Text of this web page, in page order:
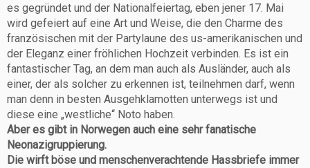
es gegründet und der Nationalfeiertag, eben jener 17. Mai
wird gefeiert auf eine Art und Weise, die den Charme des
französischen mit der Partylaune des us-amerikanischen und
der Eleganz einer fröhlichen Hochzeit verbinden. Es ist ein
fantastischer Tag, an dem man auch als Ausländer, auch als
einer, der als solcher zu erkennen ist, teilnehmen darf, wenn
man denn in besten Ausgehklamotten unterwegs ist und
diese eine „westliche“ Noto haben.
Aber es gibt in Norwegen auch eine sehr fanatische
Neonazigruppierung.
Die wirft böse und menschenverachtende Hassbriefe immer